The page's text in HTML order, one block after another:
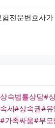
전문변호사
속법률상담#
세#상속권#유
#가족싸움#부모